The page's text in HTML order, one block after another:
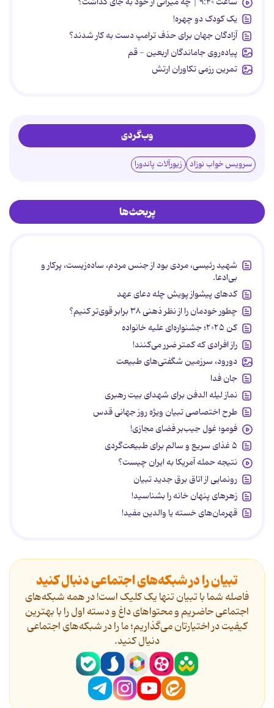
یک کودک دو چهره!
آزادگان جهان برای حذف ترامپ دست به کار شدند؟
پیاده‌روی جاماندگان اربعین - قم
تمرین رزمی تکاوران ارتش
وب‌گردی
سرویس خواب نوزاد زیورآلات پاندورا
پربحث‌ها
شهید رئیسی، مردی بود از جنس مردم، ساده‌زیست، پرکار و
بی‌ادعا.
کدهای پیشواز پویش چله دعای عهد
چطور خودمان را از نظر ذهنی ۳۸ برابر قوی‌تر کنیم؟
کن ۲۰۲۵؛ جشنواره‌ای علیه خانواده
راز افرادی که کمتر ضرر می‌کنند!
دورود، سرزمین شگفتی‌های طبیعت
جان فدا
نماز لیله الدفن برای شهدای بیت رهبری
طرح اختصاصی تبیان ویژه روز جهانی قدس
فومو؛ غول جیب‌بر فضای مجازی!
۵ غذای سریع و سالم برای طبیعت‌گردی
نتیجه حمله آمریکا به ایران چیست؟
رونمایی از اتاق برق جدید تبیان
زهرهای پنهان خانه را بشناسید!
قهرمان‌های خسته یا والدین مفید!
تبیان را در شبکه‌های اجتماعی دنبال کنید
فاصله شما با تبیان تنها یک کلیک است! در همه شبکه‌های
اجتماعی حاضریم و محتواهای داغ و دسته اول را با بهترین
کیفیت در اختیارتان می‌گذاریم؛ ما را در شبکه‌های اجتماعی
دنیال کنید.